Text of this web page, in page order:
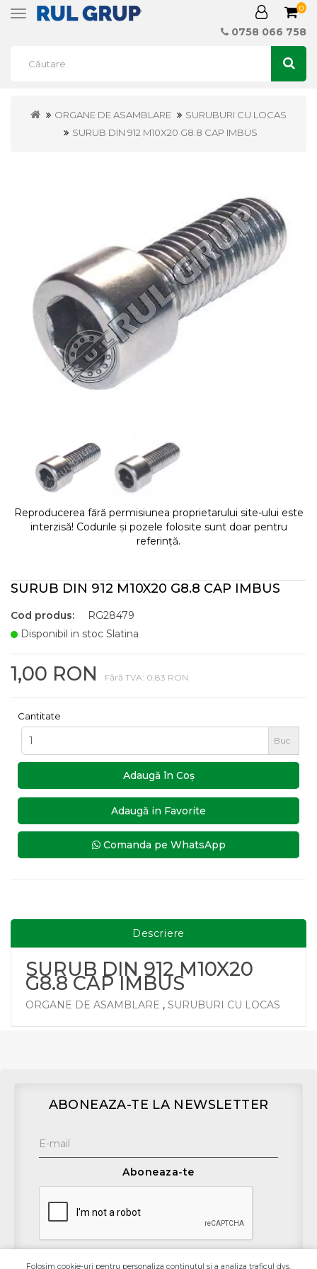
Toggle
0
0758 066 758
ORGANE DE ASAMBLARE
SURUBURI CU LOCAS
SURUB DIN 912 M10X20 G8.8 CAP IMBUS
Reproducerea fără permisiunea proprietarului site-ului este
interzisă! Codurile și pozele folosite sunt doar pentru
referință.
SURUB DIN 912 M10X20 G8.8 CAP IMBUS
Cod produs:
RG28479
Disponibil in stoc Slatina
1,00 RON Fără TVA: 0,83 RON
Cantitate
Buc
Adaugă în Coş
Adaugă in Favorite
Comanda pe WhatsApp
Descriere
SURUB DIN 912 M10X20
G8.8 CAP IMBUS
ORGANE DE ASAMBLARE , SURUBURI CU LOCAS
ABONEAZA-TE LA NEWSLETTER
Aboneaza-te
Folosim cookie-uri pentru personaliza continutul si a analiza traficul dvs.